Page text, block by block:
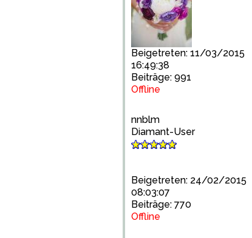
Beigetreten: 11/03/2015
16:49:38
Beiträge: 991
Offline
nnblm
Diamant-User
Beigetreten: 24/02/2015
08:03:07
Beiträge: 770
Offline